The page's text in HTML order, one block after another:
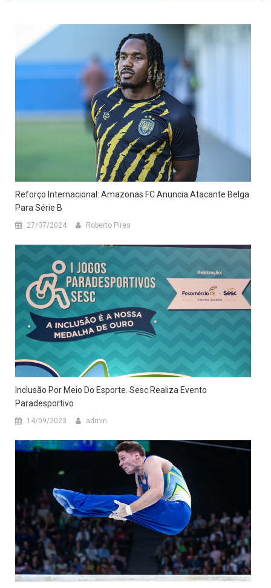
Reforço Internacional: Amazonas FC Anuncia Atacante Belga
Para Série B
27/07/2024 Roberto Pires
Inclusão Por Meio Do Esporte. Sesc Realiza Evento
Paradesportivo
14/09/2023 admin